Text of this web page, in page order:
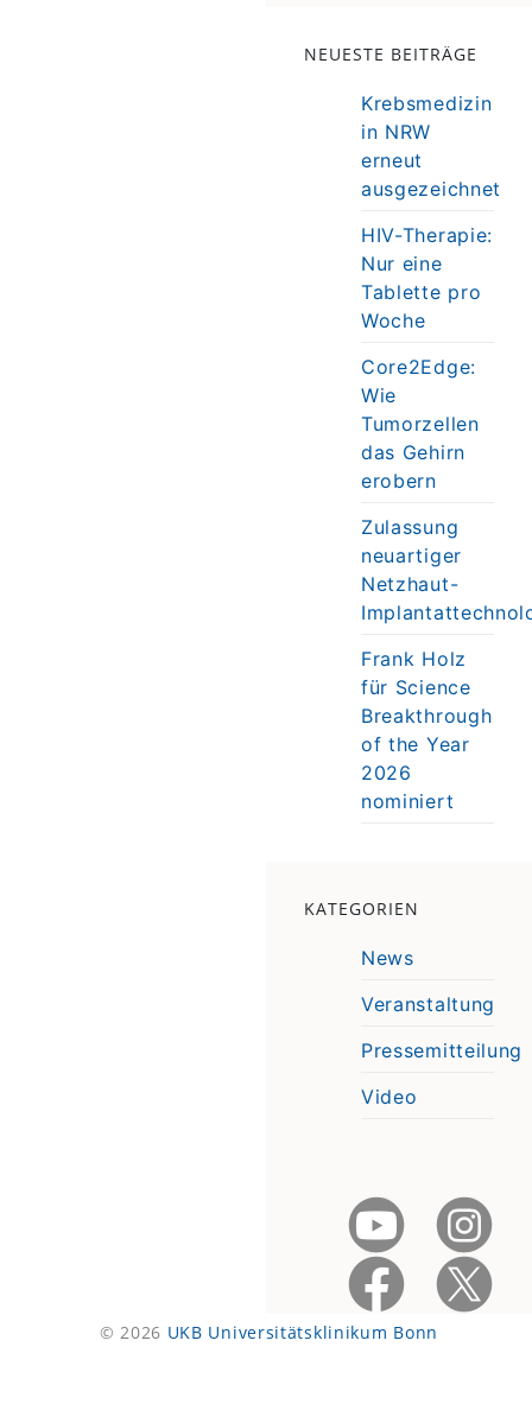
NEUESTE BEITRÄGE
Krebsmedizin
in NRW
erneut
ausgezeichnet
HIV-Therapie:
Nur eine
Tablette pro
Woche
Core2Edge:
Wie
Tumorzellen
das Gehirn
erobern
Zulassung
neuartiger
Netzhaut-
Frank Holz
für Science
Breakthrough
of the Year
2026
nominiert
KATEGORIEN
News
Veranstaltung
Pressemitteilung
Video
© 2026 UKB Universitätsklinikum Bonn